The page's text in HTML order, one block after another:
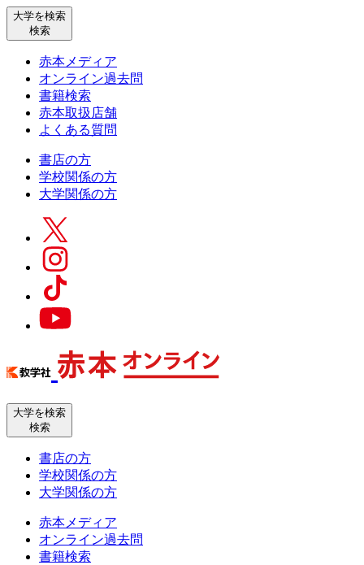
大学を検索
検索
赤本メディア
オンライン過去問
書籍検索
赤本取扱店舗
よくある質問
書店の方
学校関係の方
大学関係の方
大学を検索
検索
書店の方
学校関係の方
大学関係の方
赤本メディア
オンライン過去問
書籍検索